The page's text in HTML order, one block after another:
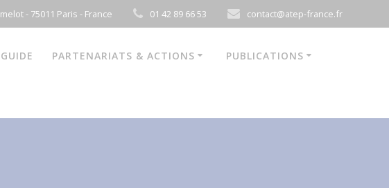
- 75011 Paris - France 01 42 89 66 53 contact@atep-france.fr
PARTENARIATS & ACTIONS PUBLICATIONS